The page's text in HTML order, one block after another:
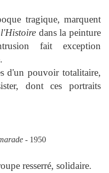
tragique, marquent
l'Histoiredans la peinture
fait exception
d'un pouvoir totalitaire,
dont ces portraits
- 1950
resserré, solidaire.